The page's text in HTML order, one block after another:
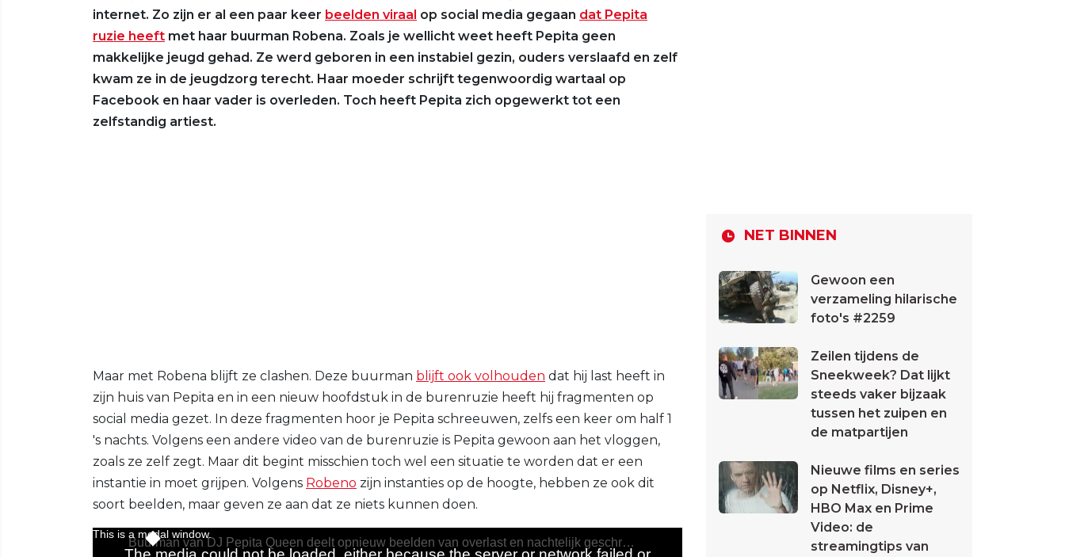
internet. Zo zijn er al een paar keer beelden viraal op social media gegaan dat Pepita
ruzie heeft met haar buurman Robena. Zoals je wellicht weet heeft Pepita geen
makkelijke jeugd gehad. Ze werd geboren in een instabiel gezin, ouders verslaafd en zelf
kwam ze in de jeugdzorg terecht. Haar moeder schrijft tegenwoordig wartaal op
Facebook en haar vader is overleden. Toch heeft Pepita zich opgewerkt tot een
zelfstandig artiest.
Maar met Robena blijft ze clashen. Deze buurman blijft ook volhouden dat hij last heeft in
zijn huis van Pepita en in een nieuw hoofdstuk in de burenruzie heeft hij fragmenten op
social media gezet. In deze fragmenten hoor je Pepita schreeuwen, zelfs een keer om half 1
's nachts. Volgens een andere video van de burenruzie is Pepita gewoon aan het vloggen,
zoals ze zelf zegt. Maar dit begint misschien toch wel een situatie te worden dat er een
instantie in moet grijpen. Volgens Robeno zijn instanties op de hoogte, hebben ze ook dit
soort beelden, maar geven ze aan dat ze niets kunnen doen.
NET BINNEN
Gewoon een
verzameling hilarische
foto's #2259
Zeilen tijdens de
Sneekweek? Dat lijkt
steeds vaker bijzaak
tussen het zuipen en
de matpartijen
Nieuwe films en series
op Netflix, Disney+,
HBO Max en Prime
Video: de
streamingtips van